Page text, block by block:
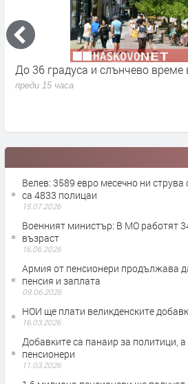
До 36 градуса и слънчево време
преди 15 часа
Велев: 3589 евро месечно ни
са 4833 полицаи
15.07.2026
Военният министър: В МО работят
възраст
16.06.2026
Армия от пенсионери продължава
пенсия и заплатa
09.06.2026
НОИ ще плати великденските
16.03.2026
Добавките са панаир за политици,
пенсионери
11.03.2026